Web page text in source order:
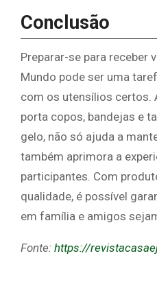
Conclusão
Preparar-se para receber
Mundo pode ser uma
com os utensílios certos.
porta copos, bandejas e
gelo, não só ajuda a
também aprimora a
participantes. Com
qualidade, é possível
em família e amigos
Fonte: https://